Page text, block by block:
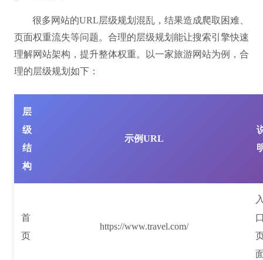
很多网站的URL层级规划混乱，结果造成爬取困难、
页面权重流失等问题。合理的层级规划能让搜索引擎快速
理解网站架构，提升整体权重。以一家旅游网站为例，合
理的层级规划如下：
层
级
结
构
示例URL
首
页
https://www.travel.com/